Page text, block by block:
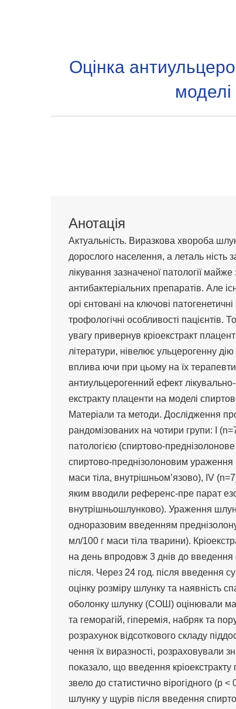
Оцінка
Анотація
Актуальність. Виразкова хвороба
дорослого населення, а леталь ність
лікування зазначеної патології
антибактеріальних препаратів. Але
орі єнтовані на ключові
трофологічні особливості пацієнтів.
увагу привернув кріоекстракт
літератури, нівелює ульцерогенну
вплива ючи при цьому на їх
антиульцерогенний ефект
екстракту плаценти на моделі
Матеріали та методи. Дослідження
рандомізованих на чотири групи: І
патологією (спиртово-
спиртово-преднізолоновим ураження
маси тіла, внутрішньом’язово), ІV
яким вводили референс-пре парат
внутрішньошлунково). Ураження
одноразовим введенням
мл/100 г маси тіла тварини).
на день впродовж 3 днів до введення
після. Через 24 год. після введення
оцінку розміру шлунку та наявність
оболонку шлунку (СОШ) оцінювали
та геморагій, гіперемія, набряк та
розрахунок відсоткового складу
чення їх виразності, розраховували
показало, що введення
звело до статистично вірогідного (р
шлунку у щурів після введення